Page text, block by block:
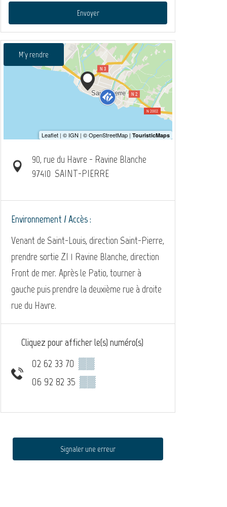
Envoyer
M'y rendre
90, rue du Havre - Ravine Blanche
97410 SAINT-PIERRE
Environnement / Accès :
Venant de Saint-Louis, direction Saint-Pierre,
prendre sortie ZI 1 Ravine Blanche, direction
Front de mer. Après le Patio, tourner à
gauche puis prendre la deuxième rue à droite
rue du Havre.
Cliquez pour afficher le(s) numéro(s)
02 62 33 70 ▒▒
06 92 82 35 ▒▒
Signaler une erreur